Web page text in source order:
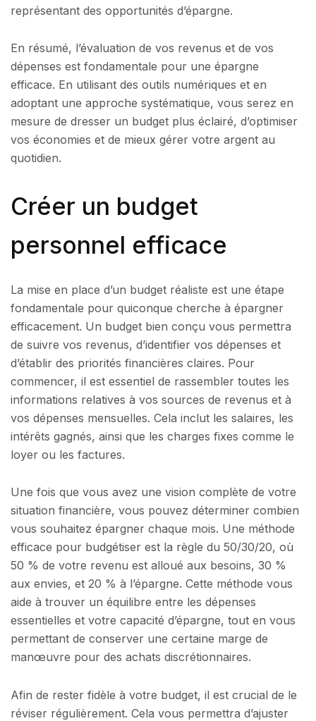
représentant des opportunités d’épargne.
En résumé, l’évaluation de vos revenus et de vos
dépenses est fondamentale pour une épargne
efficace. En utilisant des outils numériques et en
adoptant une approche systématique, vous serez en
mesure de dresser un budget plus éclairé, d’optimiser
vos économies et de mieux gérer votre argent au
quotidien.
Créer un budget
personnel efficace
La mise en place d’un budget réaliste est une étape
fondamentale pour quiconque cherche à épargner
efficacement. Un budget bien conçu vous permettra
de suivre vos revenus, d’identifier vos dépenses et
d’établir des priorités financières claires. Pour
commencer, il est essentiel de rassembler toutes les
informations relatives à vos sources de revenus et à
vos dépenses mensuelles. Cela inclut les salaires, les
intérêts gagnés, ainsi que les charges fixes comme le
loyer ou les factures.
Une fois que vous avez une vision complète de votre
situation financière, vous pouvez déterminer combien
vous souhaitez épargner chaque mois. Une méthode
efficace pour budgétiser est la règle du 50/30/20, où
50 % de votre revenu est alloué aux besoins, 30 %
aux envies, et 20 % à l’épargne. Cette méthode vous
aide à trouver un équilibre entre les dépenses
essentielles et votre capacité d’épargne, tout en vous
permettant de conserver une certaine marge de
manœuvre pour des achats discrétionnaires.
Afin de rester fidèle à votre budget, il est crucial de le
réviser régulièrement. Cela vous permettra d’ajuster